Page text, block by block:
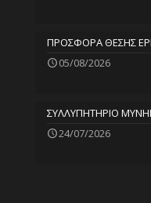
ΠΡΟΣΦΟΡΑ ΘΕΣΗΣ
05/08/2026
ΣΥΛΛΥΠΗΤΗΡΙΟ
24/07/2026